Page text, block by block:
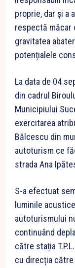
proprie, dar și a
respectă măcar
gravitatea
potențialele
La data de 04
din cadrul
Municipiului
exercitarea
Bălcescu din
autoturism ce
strada Ana
S-a efectuat
luminile
autoturismului
continuând
către stația
cu direcția